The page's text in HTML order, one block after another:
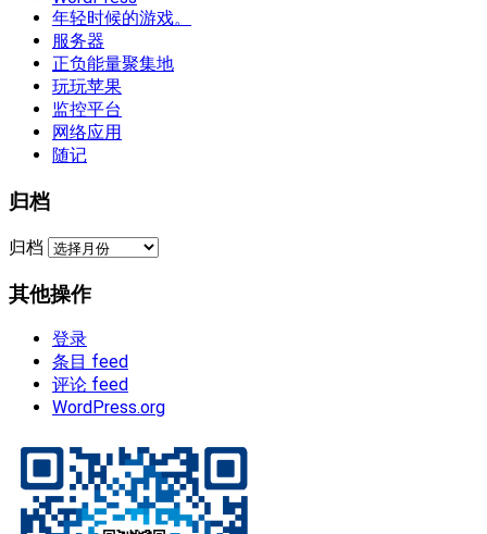
年轻时候的游戏。
服务器
正负能量聚集地
玩玩苹果
监控平台
网络应用
随记
归档
归档
其他操作
登录
条目 feed
评论 feed
WordPress.org